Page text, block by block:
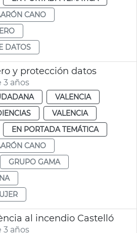
CANO
DATOS
y protección datos
3 años
VALENCIA
VALENCIA
EN PORTADA TEMÁTICA
CANO
GRUPO GAMA
al incendio Castelló
3 años